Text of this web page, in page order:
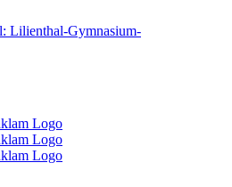
Lilienthal-Gymnasium-